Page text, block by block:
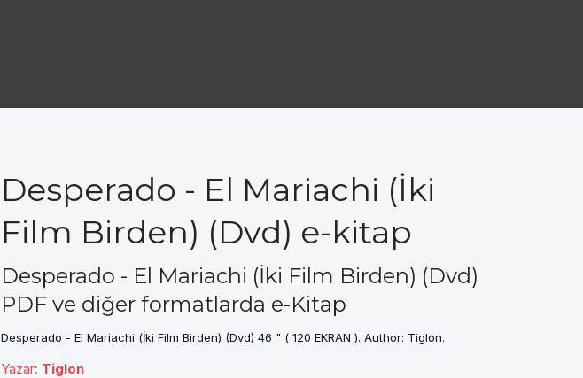
Desperado - El Mariachi (İki
Film Birden) (Dvd) e-kitap
Desperado - El Mariachi (İki Film Birden) (Dvd)
PDF ve diğer formatlarda e-Kitap
Desperado - El Mariachi (İki Film Birden) (Dvd) 46 " ( 120 EKRAN ). Author: Tiglon.
Yazar: Tiglon